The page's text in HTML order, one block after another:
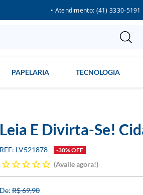
• Atendimento: (41) 3330-5191
PAPELARIA TECNOLOGIA
Leia E Divirta-Se!
LV521878 -30% OFF
Avalie agora!
R$ 69,90